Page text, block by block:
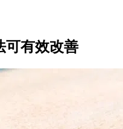
可有效改善